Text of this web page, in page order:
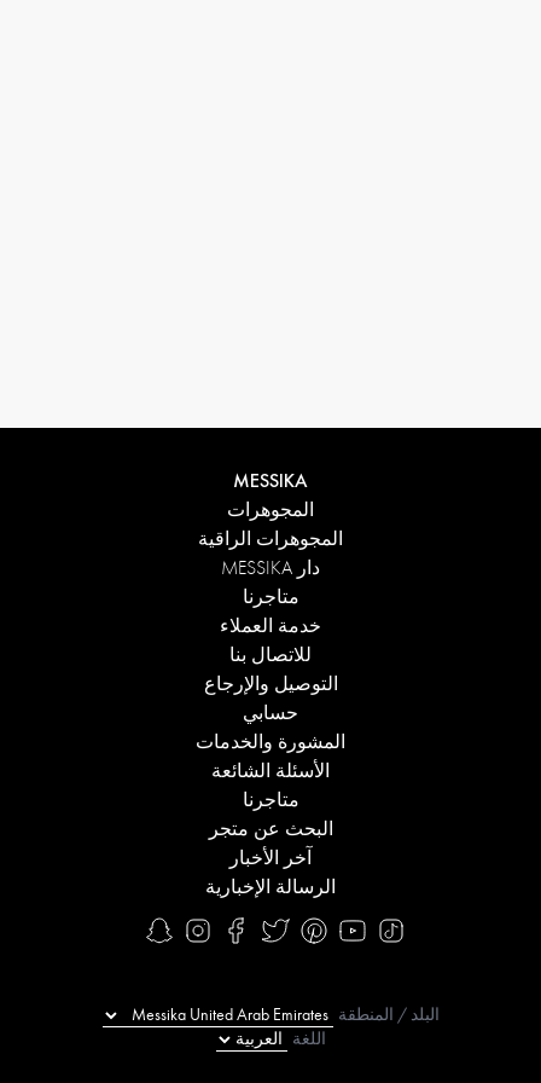
MESSIKA
المجوهرات
المجوهرات الراقية
دار MESSIKA
متاجرنا
خدمة العملاء
للاتصال بنا
التوصيل والإرجاع
حسابي
المشورة والخدمات
الأسئلة الشائعة
متاجرنا
البحث عن متجر
آخر الأخبار
الرسالة الإخبارية
البلد / المنطقة
اللغة